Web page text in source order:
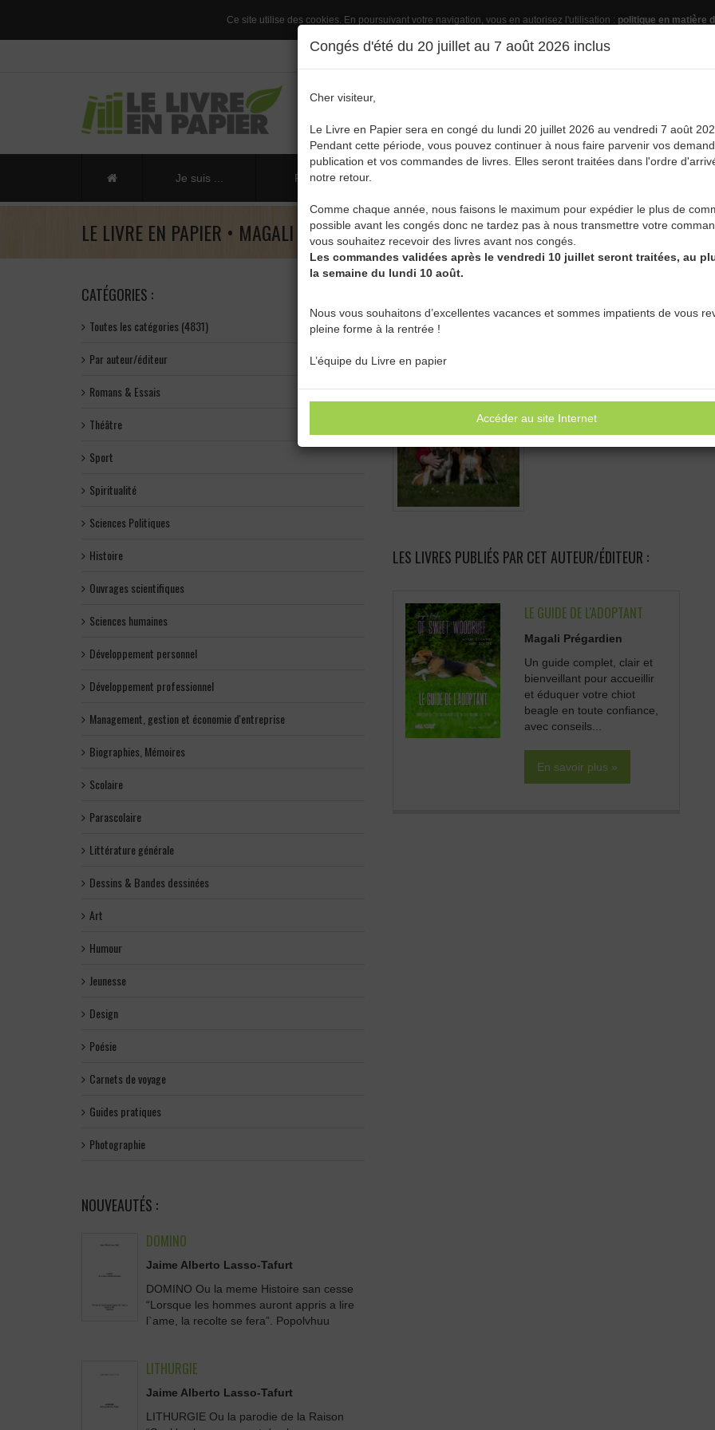
Ce site utilise des cookies. En poursuivant votre navigation, vous en autorisez l'utilisation : politique en matière
Congés d'été du 20 juillet au 7 août 2026 inclus
Cher visiteur,
Le Livre en Papier sera en congé du lundi 20 juillet 2026 au vendredi 7 août
Pendant cette période, vous pouvez continuer à nous faire parvenir vos
publication et vos commandes de livres. Elles seront traitées dans l'ordre
notre retour.
Comme chaque année, nous faisons le maximum pour expédier le plus de
possible avant les congés donc ne tardez pas à nous transmettre votre
vous souhaitez recevoir des livres avant nos congés.
Les commandes validées après le vendredi 10 juillet seront traitées, au
la semaine du lundi 10 août.
Nous vous souhaitons d’excellentes vacances et sommes impatients de vous
pleine forme à la rentrée !
L’équipe du Livre en papier
Accéder au site Internet
Je suis ... Publier un livre
LE LIVRE EN PAPIER • MAGALI PRÉGARDIEN
CATÉGORIES :
Toutes les catégories (4831)
Par auteur/éditeur
Romans & Essais
Théâtre
Sport
Spiritualité
Sciences Politiques
Histoire
Ouvrages scientifiques
Sciences humaines
Développement personnel
Développement professionnel
Management, gestion et économie d'entreprise
Biographies, Mémoires
Scolaire
Parascolaire
Littérature générale
Dessins & Bandes dessinées
Art
Humour
Jeunesse
Design
Poésie
Carnets de voyage
Guides pratiques
Photographie
NOUVEAUTÉS :
DOMINO
Jaime Alberto Lasso-Tafurt
DOMINO Ou la meme Histoire san cesse
“Lorsque les hommes auront appris a lire
l`ame, la recolte se fera”. Popolvhuu
LITHURGIE
Jaime Alberto Lasso-Tafurt
LITHURGIE Ou la parodie de la Raison
Éleveuse passionnée de la
expérience au service du bien-
LES LIVRES PUBLIÉS PAR CET AUTEUR/ÉDITEUR :
LE GUIDE DE L'ADOPTANT
Magali Prégardien
Un guide complet, clair et
bienveillant pour accueillir
et éduquer votre chiot
beagle en toute confiance,
avec conseils...
En savoir plus »